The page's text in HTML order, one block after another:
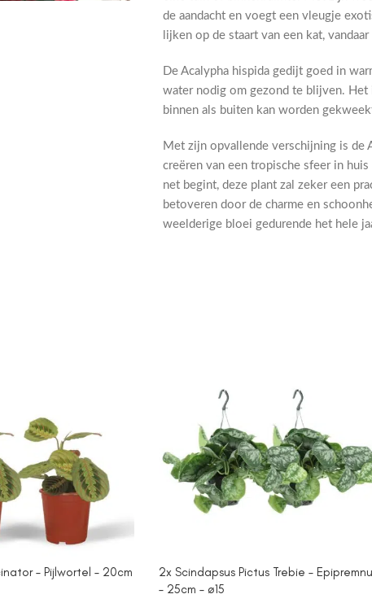
de aandacht en voegt een vleugje
lijken op de staart van een kat, vandaar
De Acalypha hispida gedijt goed in
water nodig om gezond te blijven.
binnen als buiten kan worden
Met zijn opvallende verschijning is de
creëren van een tropische sfeer in
net begint, deze plant zal zeker een
betoveren door de charme en
weelderige bloei gedurende het hele
– Pijlwortel – 20cm
2x Scindapsus Pictus Trebie –
– 25cm – ø15